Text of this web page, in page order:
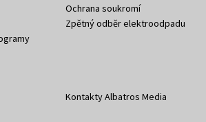
Ochrana soukromí
Zpětný odběr elektroodpadu
Kontakty Albatros Media